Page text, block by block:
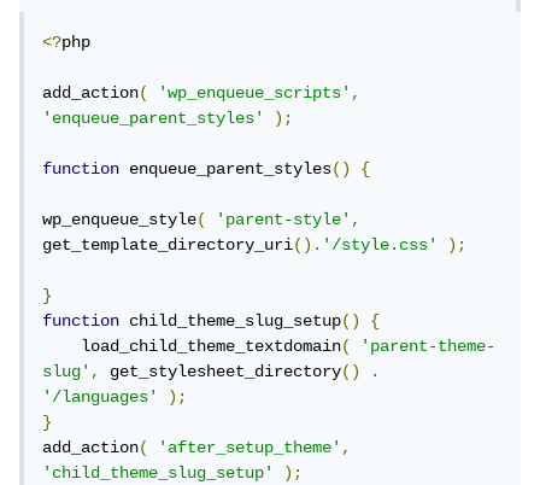
<?php
add_action( 'wp_enqueue_scripts',
'enqueue_parent_styles'
);
function enqueue_parent_styles() {
wp_enqueue_style( 'parent-style',
get_template_directory_uri().'/style.css' );
}
function child_theme_slug_setup()
{
    load_child_theme_textdomain
(
'parent-theme-
slug', get_stylesheet_directory()
.
'/languages'
);
}
add_action( 'after_setup_theme',
'child_theme_slug_setup'
);